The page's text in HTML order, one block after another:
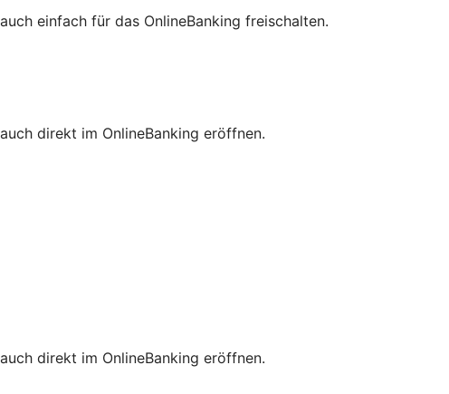
einfach für das OnlineBanking freischalten.
direkt im OnlineBanking eröffnen.
direkt im OnlineBanking eröffnen.